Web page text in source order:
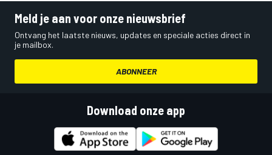
Meld je aan voor onze nieuwsbrief
Ontvang het laatste nieuws, updates en speciale acties direct in
je mailbox.
ABONNEER
Download onze app